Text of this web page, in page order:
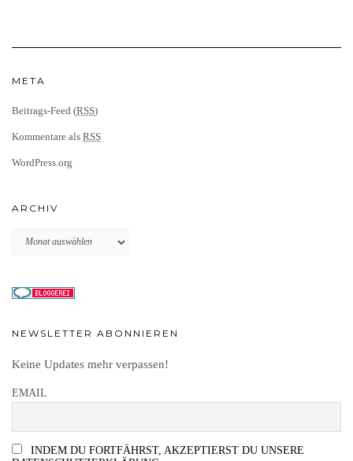
META
Beitrags-Feed (RSS)
Kommentare als RSS
WordPress.org
ARCHIV
Archiv
NEWSLETTER ABONNIEREN
Keine Updates mehr verpassen!
EMAIL
INDEM DU FORTFÄHRST, AKZEPTIERST DU UNSERE